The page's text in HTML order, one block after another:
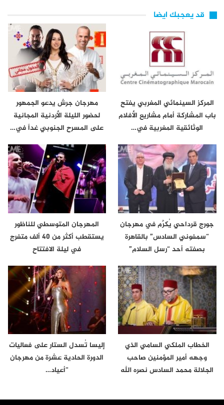
قد يعجبك ايضا
المركز السينمائي المغربي يفتح
باب المشاركة أمام مشاريع الأفلام
الوثائقية المغربية في…
مهرجان جرش يدعو الجمهور
لحضور الليلة الأردنية المجانية
على المسرح الجنوبي غداً في…
جورج قرداحي يُكرَّم في مهرجان
“سمفوني السادس” بالقاهرة
بصفته أحد “رسل السلام”
المهرجان المتوسطي للناظور
يستقطب أكثر من 40 ألف متفرج
في ليلة الافتتاح
الخطاب الملكي السامي الذي
وجهه أمير المؤمنين صاحب
الجلالة محمد السادس نصره الله
إليسا تُسدل الستار على فعاليات
الدورة الحادية عشرة من مهرجان
“أعياد…